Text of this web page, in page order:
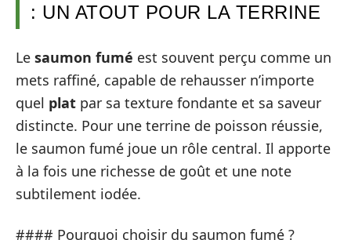
: UN ATOUT POUR LA TERRINE
Le saumon fumé est souvent perçu comme un
mets raffiné, capable de rehausser n’importe
quel plat par sa texture fondante et sa saveur
distincte. Pour une terrine de poisson réussie,
le saumon fumé joue un rôle central. Il apporte
à la fois une richesse de goût et une note
subtilement iodée.
#### Pourquoi choisir du saumon fumé ?